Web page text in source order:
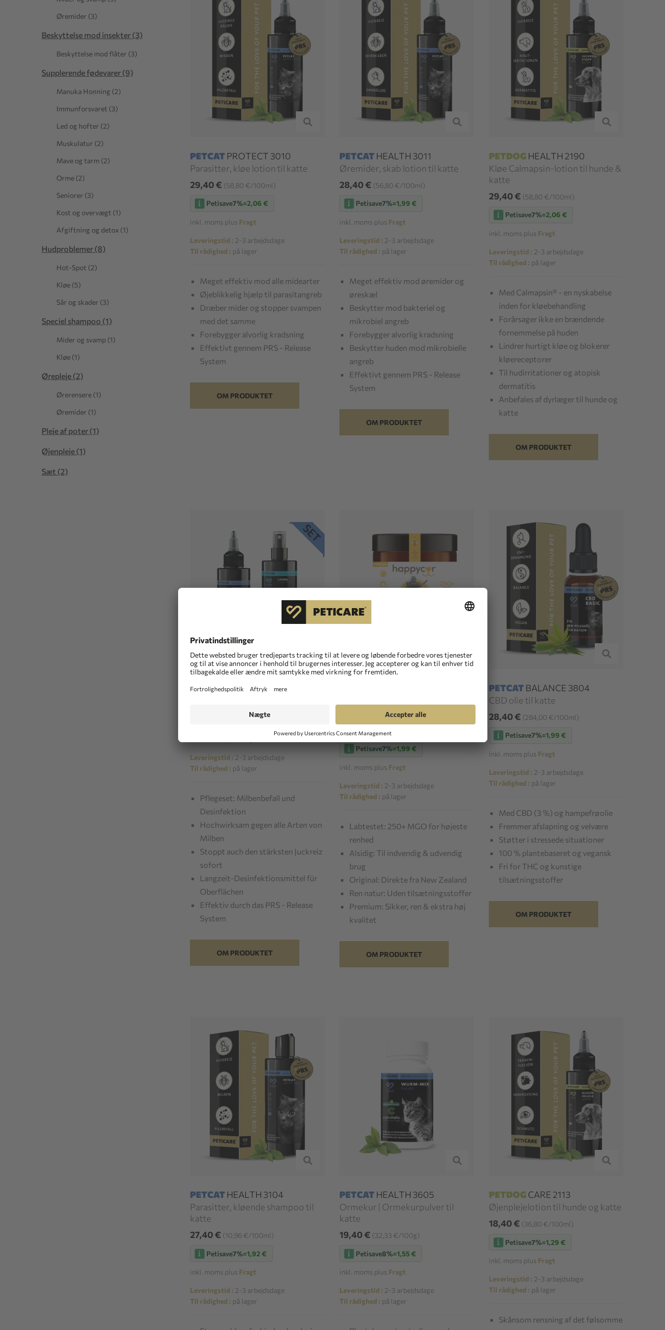
Øremider (3)
Beskyttelse mod insekter (3)
Beskyttelse mod flåter (3)
Supplerende fødevarer (9)
Manuka Honning (2)
Immunforsvaret (3)
Led og hofter (2)
Muskulatur (2)
Mave og tarm (2)
Orme (2)
Seniorer (3)
Kost og overvægt (1)
Afgiftning og detox (1)
Hudproblemer (8)
Hot-Spot (2)
Kløe (5)
Sår og skader (3)
Speciel shampoo (1)
Mider og svamp (1)
Kløe (1)
Ørepleje (2)
Ørerensere (1)
Øremider (1)
Pleje af poter (1)
Øjenpleje (1)
Sæt (2)
PETCAT PROTECT 3010
Parasitter, kløe lotion til katte
29,40 € (58,80 €/100ml)
Petisave7%=2,06 €
inkl. moms plus Fragt
Leveringstid : 2-3 arbejdsdage
Til rådighed : på lager
Meget effektiv mod alle midearter
Øjeblikkelig hjælp til parasitangreb
Dræber mider og stopper svampen
med det samme
Forebygger alvorlig kradsning
Effektivt gennem PRS - Release
System
OM PRODUKTET
PETCAT HEALTH 3011
Øremider, skab lotion til katte
28,40 € (56,80 €/100ml)
Petisave7%=1,99 €
inkl. moms plus Fragt
Leveringstid : 2-3 arbejdsdage
Til rådighed : på lager
Meget effektiv mod øremider og
øreskæl
Beskytter mod bakteriel og
mikrobiel angreb
Forebygger alvorlig kradsning
Beskytter huden mod mikrobielle
angreb
Effektivt gennem PRS - Release
System
OM PRODUKTET
PETDOG HEALTH 2190
Kløe Calmapsin-lotion til hunde &
katte
29,40 € (58,80 €/100ml)
Petisave7%=2,06 €
inkl. moms plus Fragt
Leveringstid : 2-3 arbejdsdage
Til rådighed : på lager
Med Calmapsin® - en nyskabelse
inden for kløebehandling
Forårsager ikke en brændende
fornemmelse på huden
Lindrer hurtigt kløe og blokerer
kløereceptorer
Til hudirritationer og atopisk
dermatitis
Anbefales af dyrlæger til hunde og
katte
OM PRODUKTET
PETICAREPETCAT SET 2136
Leveringstid : 2-3 arbejdsdage
Til rådighed : på lager
Pflegeset: Milbenbefall und
Desinfektion
Hochwirksam gegen alle Arten von
Milben
Stoppt auch den stärksten Juckreiz
sofort
Langzeit-Desinfektionsmittel für
Oberflächen
Effektiv durch das PRS - Release
System
OM PRODUKTET
Manuka honning til dyr
28,40 €(14,20 €/100g)
Petisave7%=1,99 €
inkl. moms plus Fragt
Leveringstid : 2-3 arbejdsdage
Til rådighed : på lager
Labtestet: 250+ MGO for højeste
renhed
Alsidig: Til indvendig & udvendig
brug
Original: Direkte fra New Zealand
Ren natur: Uden tilsætningsstoffer
Premium: Sikker, ren & ekstra høj
kvalitet
OM PRODUKTET
PETCAT BALANCE 3804
CBD olie til katte
28,40 € (284,00 €/100ml)
Petisave7%=1,99 €
inkl. moms plus Fragt
Leveringstid : 2-3 arbejdsdage
Til rådighed : på lager
Med CBD (3 %) og hampefrøolie
Fremmer afslapning og velvære
Støtter i stressede situationer
100 % plantebaseret og vegansk
Fri for THC og kunstige
tilsætningsstoffer
OM PRODUKTET
PETCAT HEALTH 3104
Parasitter, kløende shampoo til
katte
27,40 € (10,96 €/100ml)
Petisave7%=1,92 €
inkl. moms plus Fragt
Leveringstid : 2-3 arbejdsdage
Til rådighed : på lager
PETCAT HEALTH 3605
Ormekur | Ormekurpulver til
katte
19,40 € (32,33 €/100g)
Petisave8%=1,55 €
inkl. moms plus Fragt
Leveringstid : 2-3 arbejdsdage
Til rådighed : på lager
PETDOG CARE 2113
Øjenplejelotion til hunde og katte
18,40 € (36,80 €/100ml)
Petisave7%=1,29 €
inkl. moms plus Fragt
Leveringstid : 2-3 arbejdsdage
Til rådighed : på lager
Skånsom rensning af det følsomme